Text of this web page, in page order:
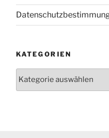
KATEGORIEN